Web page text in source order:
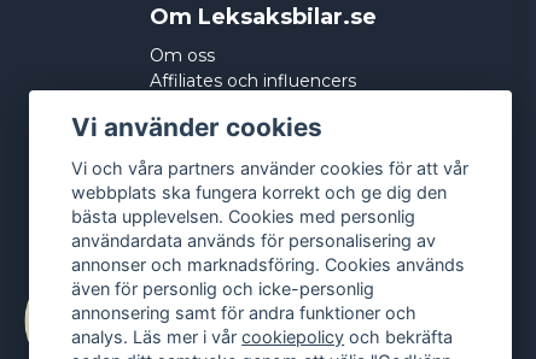
Om Leksaksbilar.se
Om oss
Affiliates och influencers
Integritetspolicy
Vi använder cookies
Vi och våra partners använder cookies för att vår
webbplats ska fungera korrekt och ge dig den
bästa upplevelsen. Cookies med personlig
användardata används för personalisering av
annonser och marknadsföring. Cookies används
även för personlig och icke-personlig
annonsering samt för andra funktioner och
analys. Läs mer i vårcookiepolicy och bekräfta